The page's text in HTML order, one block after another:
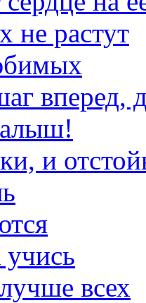
не растут
вперед,
и
всех